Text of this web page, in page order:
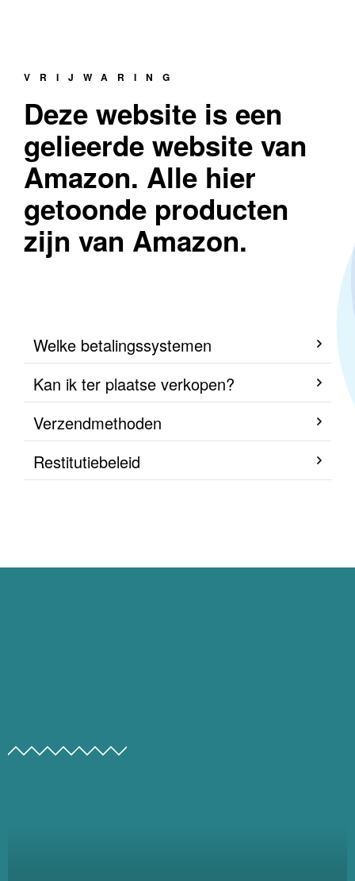
VRIJWARING
Deze website is een
gelieerde website van
Amazon. Alle hier
getoonde producten
zijn van Amazon.
Welke betalingssystemen
Kan ik ter plaatse verkopen?
Verzendmethoden
Restitutiebeleid